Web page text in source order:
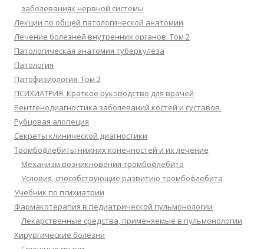
заболеваниях нервной системы
Лекции по общей патологической анатомии
Лечение болезней внутренних органов. Том 2
Патологическая анатомия туберкулеза
Патология
Патофизиология. Том 2
ПСИХИАТРИЯ. Краткое руководство для врачей
Рентгенодиагностика заболеваний костей и суставов.
Рубцовая алопеция
Секреты клинической диагностики
Тромбофлебиты нижних конечностей и их лечение
Механизм возникновения тромбофлебита
Условия, способствующие развитию тромбофлебита
Учебник по психиатрии
Фармакотерапия в педиатрической пульмонологии
Лекарственные средства, применяемые в пульмонологии
Хирургические болезни